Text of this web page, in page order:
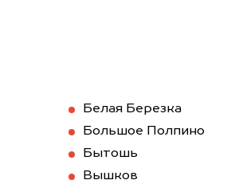
Белая Березка
Большое Полпино
Бытошь
Вышков